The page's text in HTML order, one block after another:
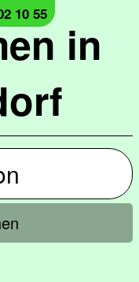
in
10 55